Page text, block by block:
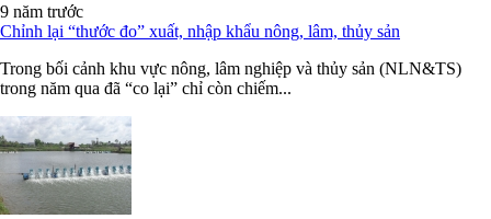
9 năm trước
Chỉnh lại “thước đo” xuất, nhập khẩu nông, lâm, thủy sản
Trong bối cảnh khu vực nông, lâm nghiệp và thủy sản (NLN&TS)
trong năm qua đã “co lại” chỉ còn chiếm...